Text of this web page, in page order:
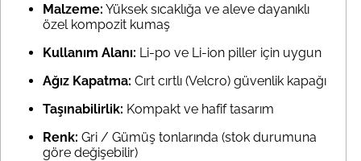
Malzeme: Yüksek sıcaklığa ve aleve dayanıklı
özel kompozit kumaş
Kullanım Alanı: Li-po ve Li-ion piller için uygun
Ağız Kapatma: Cırt cırtlı (Velcro) güvenlik kapağı
Taşınabilirlik: Kompakt ve hafif tasarım
Renk: Gri / Gümüş tonlarında (stok durumuna
göre değişebilir)